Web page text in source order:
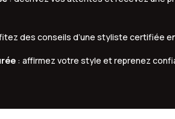
des conseils d’une styliste certifiée
: affirmez votre style et reprenez